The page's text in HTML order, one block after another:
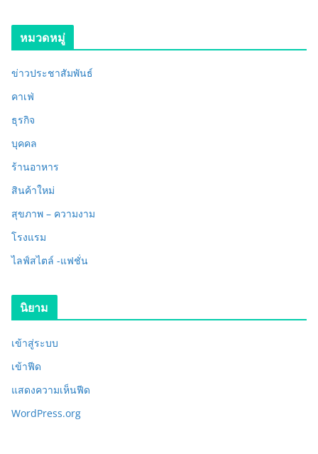
หมวดหมู่
ข่าวประชาสัมพันธ์
คาเฟ่
ธุรกิจ
บุคคล
ร้านอาหาร
สินค้าใหม่
สุขภาพ – ความงาม
โรงแรม
ไลฟ์สไตล์ -แฟชั่น
นิยาม
เข้าสู่ระบบ
เข้าฟีด
แสดงความเห็นฟีด
WordPress.org